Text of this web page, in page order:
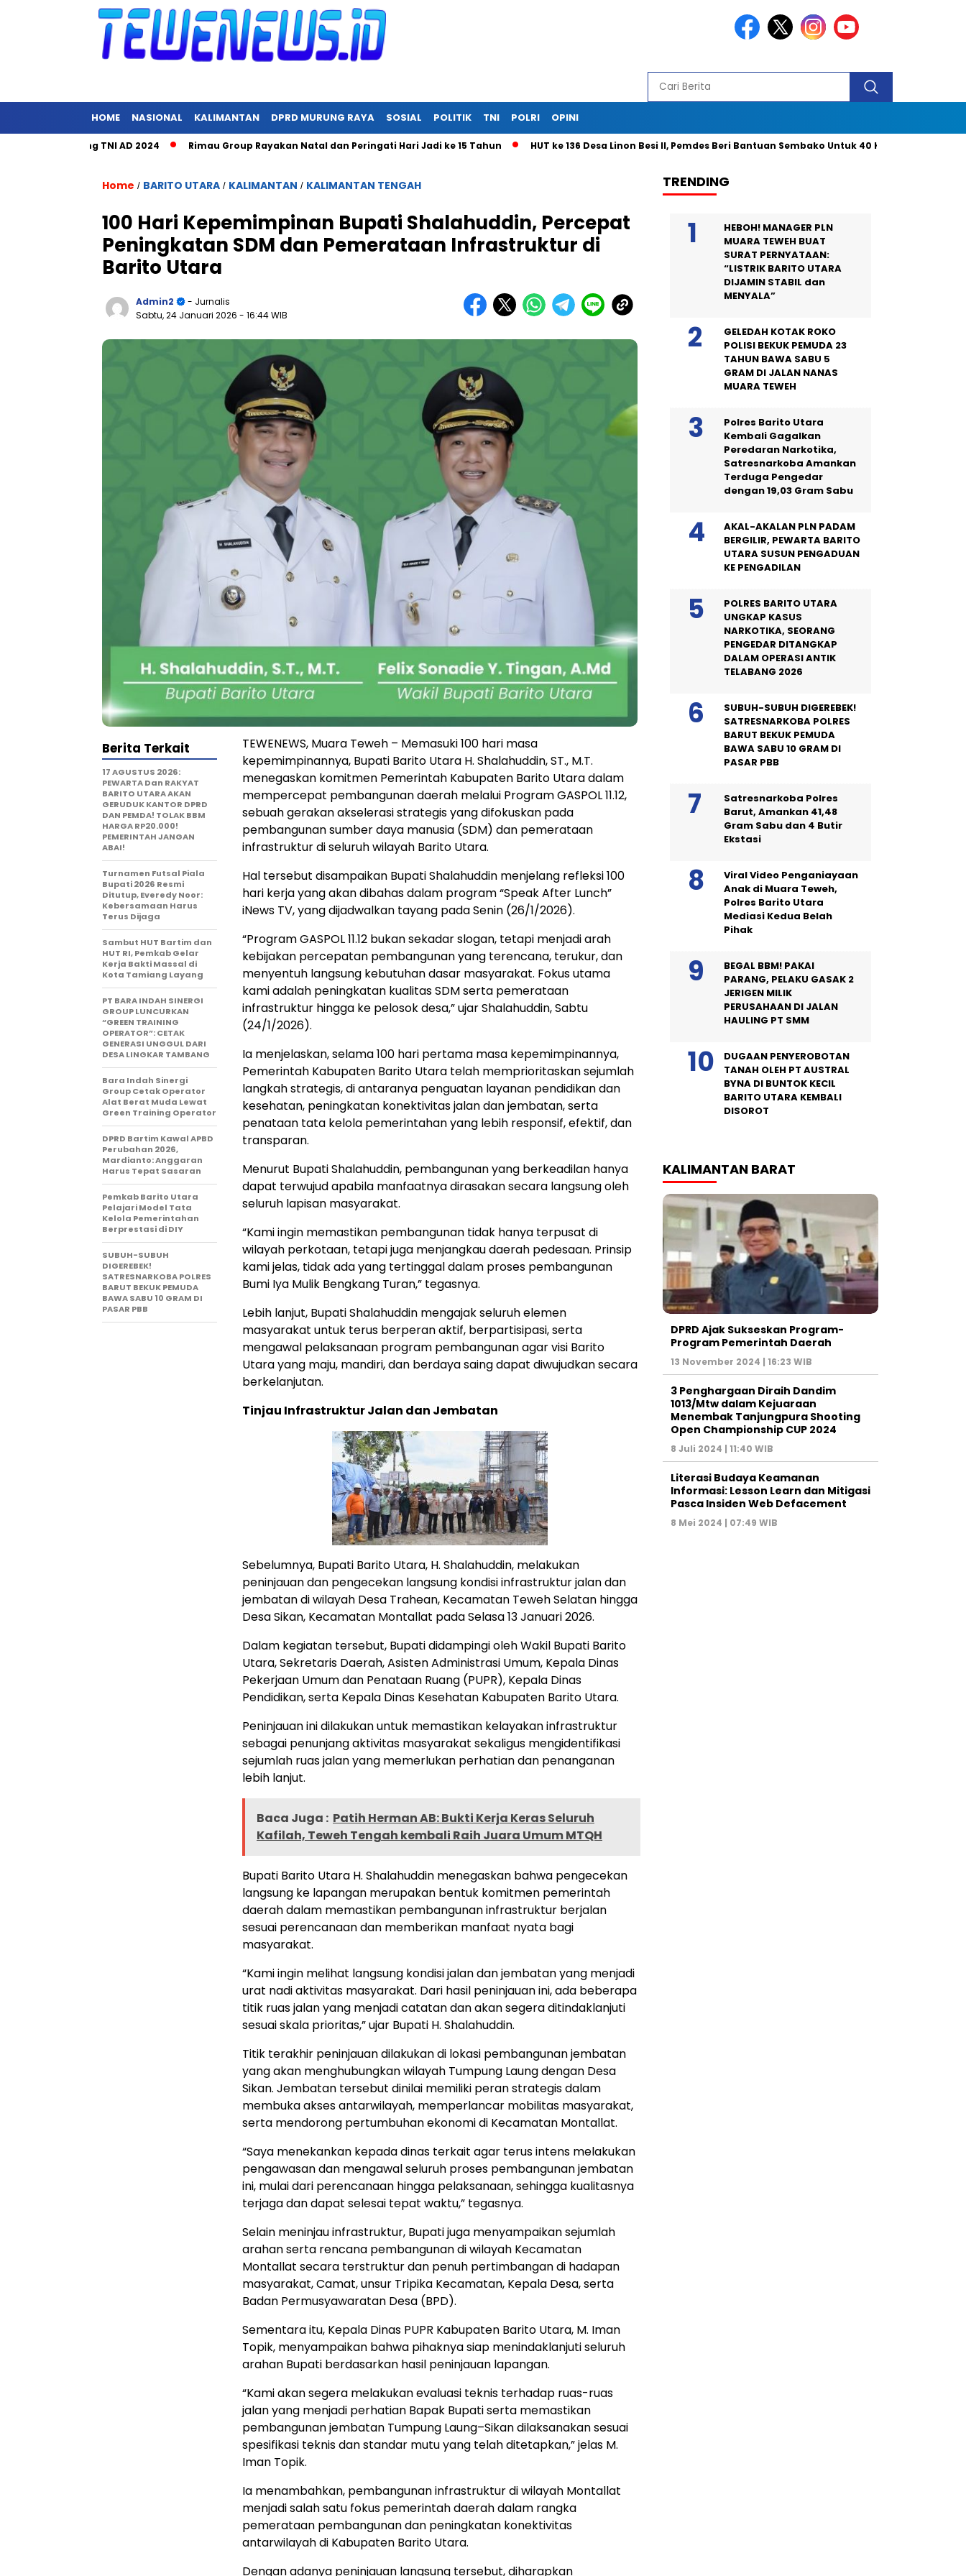
HOME NASIONAL KALIMANTAN DPRD MURUNG RAYA SOSIAL POLITIK TNI POLRI OPINI
Juang TNI AD 2024 Rimau Group Rayakan Natal dan Peringati Hari Jadi ke 15 Tahun HUT ke 136 Desa Linon Besi II, Pemdes Beri Bantuan Sembako Untuk 40 Kepala Keluarga dan 2
Home / BARITO UTARA / KALIMANTAN / KALIMANTAN TENGAH
100 Hari Kepemimpinan Bupati Shalahuddin, Percepat
Peningkatan SDM dan Pemerataan Infrastruktur di
Barito Utara
Admin2
- Jurnalis
Sabtu, 24 Januari 2026 - 16:44 WIB
TEWENEWS, Muara Teweh – Memasuki 100 hari masa
kepemimpinannya, Bupati Barito Utara H. Shalahuddin, ST., M.T.
menegaskan komitmen Pemerintah Kabupaten Barito Utara dalam
mempercepat pembangunan daerah melalui Program GASPOL 11.12,
sebuah gerakan akselerasi strategis yang difokuskan pada
pembangunan sumber daya manusia (SDM) dan pemerataan
infrastruktur di seluruh wilayah Barito Utara.
Hal tersebut disampaikan Bupati Shalahuddin menjelang refleksi 100
hari kerja yang akan dibahas dalam program “Speak After Lunch”
iNews TV, yang dijadwalkan tayang pada Senin (26/1/2026).
“Program GASPOL 11.12 bukan sekadar slogan, tetapi menjadi arah
kebijakan percepatan pembangunan yang terencana, terukur, dan
menyentuh langsung kebutuhan dasar masyarakat. Fokus utama
kami adalah peningkatan kualitas SDM serta pemerataan
infrastruktur hingga ke pelosok desa,” ujar Shalahuddin, Sabtu
(24/1/2026).
Ia menjelaskan, selama 100 hari pertama masa kepemimpinannya,
Pemerintah Kabupaten Barito Utara telah memprioritaskan sejumlah
langkah strategis, di antaranya penguatan layanan pendidikan dan
kesehatan, peningkatan konektivitas jalan dan jembatan, serta
penataan tata kelola pemerintahan yang lebih responsif, efektif, dan
transparan.
Menurut Bupati Shalahuddin, pembangunan yang berkeadilan hanya
dapat terwujud apabila manfaatnya dirasakan secara langsung oleh
seluruh lapisan masyarakat.
“Kami ingin memastikan pembangunan tidak hanya terpusat di
wilayah perkotaan, tetapi juga menjangkau daerah pedesaan. Prinsip
kami jelas, tidak ada yang tertinggal dalam proses pembangunan
Bumi Iya Mulik Bengkang Turan,” tegasnya.
Lebih lanjut, Bupati Shalahuddin mengajak seluruh elemen
masyarakat untuk terus berperan aktif, berpartisipasi, serta
mengawal pelaksanaan program pembangunan agar visi Barito
Utara yang maju, mandiri, dan berdaya saing dapat diwujudkan secara
berkelanjutan.
Tinjau Infrastruktur Jalan dan Jembatan
Sebelumnya, Bupati Barito Utara, H. Shalahuddin, melakukan
peninjauan dan pengecekan langsung kondisi infrastruktur jalan dan
jembatan di wilayah Desa Trahean, Kecamatan Teweh Selatan hingga
Desa Sikan, Kecamatan Montallat pada Selasa 13 Januari 2026.
Dalam kegiatan tersebut, Bupati didampingi oleh Wakil Bupati Barito
Utara, Sekretaris Daerah, Asisten Administrasi Umum, Kepala Dinas
Pekerjaan Umum dan Penataan Ruang (PUPR), Kepala Dinas
Pendidikan, serta Kepala Dinas Kesehatan Kabupaten Barito Utara.
Peninjauan ini dilakukan untuk memastikan kelayakan infrastruktur
sebagai penunjang aktivitas masyarakat sekaligus mengidentifikasi
sejumlah ruas jalan yang memerlukan perhatian dan penanganan
lebih lanjut.
Baca Juga : Patih Herman AB: Bukti Kerja Keras Seluruh
Kafilah, Teweh Tengah kembali Raih Juara Umum MTQH
Bupati Barito Utara H. Shalahuddin menegaskan bahwa pengecekan
langsung ke lapangan merupakan bentuk komitmen pemerintah
daerah dalam memastikan pembangunan infrastruktur berjalan
sesuai perencanaan dan memberikan manfaat nyata bagi
masyarakat.
“Kami ingin melihat langsung kondisi jalan dan jembatan yang menjadi
urat nadi aktivitas masyarakat. Dari hasil peninjauan ini, ada beberapa
titik ruas jalan yang menjadi catatan dan akan segera ditindaklanjuti
sesuai skala prioritas,” ujar Bupati H. Shalahuddin.
Titik terakhir peninjauan dilakukan di lokasi pembangunan jembatan
yang akan menghubungkan wilayah Tumpung Laung dengan Desa
Sikan. Jembatan tersebut dinilai memiliki peran strategis dalam
membuka akses antarwilayah, memperlancar mobilitas masyarakat,
serta mendorong pertumbuhan ekonomi di Kecamatan Montallat.
“Saya menekankan kepada dinas terkait agar terus intens melakukan
pengawasan dan mengawal seluruh proses pembangunan jembatan
ini, mulai dari perencanaan hingga pelaksanaan, sehingga kualitasnya
terjaga dan dapat selesai tepat waktu,” tegasnya.
Selain meninjau infrastruktur, Bupati juga menyampaikan sejumlah
arahan serta rencana pembangunan di wilayah Kecamatan
Montallat secara terstruktur dan penuh pertimbangan di hadapan
masyarakat, Camat, unsur Tripika Kecamatan, Kepala Desa, serta
Badan Permusyawaratan Desa (BPD).
Sementara itu, Kepala Dinas PUPR Kabupaten Barito Utara, M. Iman
Topik, menyampaikan bahwa pihaknya siap menindaklanjuti seluruh
arahan Bupati berdasarkan hasil peninjauan lapangan.
“Kami akan segera melakukan evaluasi teknis terhadap ruas-ruas
jalan yang menjadi perhatian Bapak Bupati serta memastikan
pembangunan jembatan Tumpung Laung–Sikan dilaksanakan sesuai
spesifikasi teknis dan standar mutu yang telah ditetapkan,” jelas M.
Iman Topik.
Ia menambahkan, pembangunan infrastruktur di wilayah Montallat
menjadi salah satu fokus pemerintah daerah dalam rangka
pemerataan pembangunan dan peningkatan konektivitas
antarwilayah di Kabupaten Barito Utara.
Dengan adanya peninjauan langsung tersebut, diharapkan
Berita Terkait
17 AGUSTUS 2026:
PEWARTA Dan RAKYAT
BARITO UTARA AKAN
GERUDUK KANTOR DPRD
DAN PEMDA! TOLAK BBM
HARGA RP20.000!
PEMERINTAH JANGAN
ABAI!
Turnamen Futsal Piala
Bupati 2026 Resmi
Ditutup, Everedy Noor:
Kebersamaan Harus
Terus Dijaga
Sambut HUT Bartim dan
HUT RI, Pemkab Gelar
Kerja Bakti Massal di
Kota Tamiang Layang
PT BARA INDAH SINERGI
GROUP LUNCURKAN
“GREEN TRAINING
OPERATOR”: CETAK
GENERASI UNGGUL DARI
DESA LINGKAR TAMBANG
Bara Indah Sinergi
Group Cetak Operator
Alat Berat Muda Lewat
Green Training Operator
DPRD Bartim Kawal APBD
Perubahan 2026,
Mardianto: Anggaran
Harus Tepat Sasaran
Pemkab Barito Utara
Pelajari Model Tata
Kelola Pemerintahan
Berprestasi di DIY
SUBUH-SUBUH
DIGEREBEK!
SATRESNARKOBA POLRES
BARUT BEKUK PEMUDA
BAWA SABU 10 GRAM DI
PASAR PBB
TRENDING
HEBOH! MANAGER PLN
MUARA TEWEH BUAT
SURAT PERNYATAAN:
“LISTRIK BARITO UTARA
DIJAMIN STABIL dan
MENYALA”
GELEDAH KOTAK ROKO
POLISI BEKUK PEMUDA 23
TAHUN BAWA SABU 5
GRAM DI JALAN NANAS
MUARA TEWEH
Polres Barito Utara
Kembali Gagalkan
Peredaran Narkotika,
Satresnarkoba Amankan
Terduga Pengedar
dengan 19,03 Gram Sabu
AKAL-AKALAN PLN PADAM
BERGILIR, PEWARTA BARITO
UTARA SUSUN PENGADUAN
KE PENGADILAN
POLRES BARITO UTARA
UNGKAP KASUS
NARKOTIKA, SEORANG
PENGEDAR DITANGKAP
DALAM OPERASI ANTIK
TELABANG 2026
SUBUH-SUBUH DIGEREBEK!
SATRESNARKOBA POLRES
BARUT BEKUK PEMUDA
BAWA SABU 10 GRAM DI
PASAR PBB
Satresnarkoba Polres
Barut, Amankan 41,48
Gram Sabu dan 4 Butir
Ekstasi
Viral Video Penganiayaan
Anak di Muara Teweh,
Polres Barito Utara
Mediasi Kedua Belah
Pihak
BEGAL BBM! PAKAI
PARANG, PELAKU GASAK 2
JERIGEN MILIK
PERUSAHAAN DI JALAN
HAULING PT SMM
DUGAAN PENYEROBOTAN
TANAH OLEH PT AUSTRAL
BYNA DI BUNTOK KECIL
BARITO UTARA KEMBALI
DISOROT
KALIMANTAN BARAT
DPRD Ajak Sukseskan Program-
Program Pemerintah Daerah
13 November 2024 | 16:23 WIB
3 Penghargaan Diraih Dandim
1013/Mtw dalam Kejuaraan
Menembak Tanjungpura Shooting
Open Championship CUP 2024
8 Juli 2024 | 11:40 WIB
Literasi Budaya Keamanan
Informasi: Lesson Learn dan Mitigasi
Pasca Insiden Web Defacement
8 Mei 2024 | 07:49 WIB